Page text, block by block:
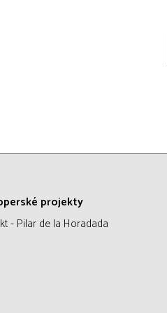
projekty
- Pilar de la Horadada